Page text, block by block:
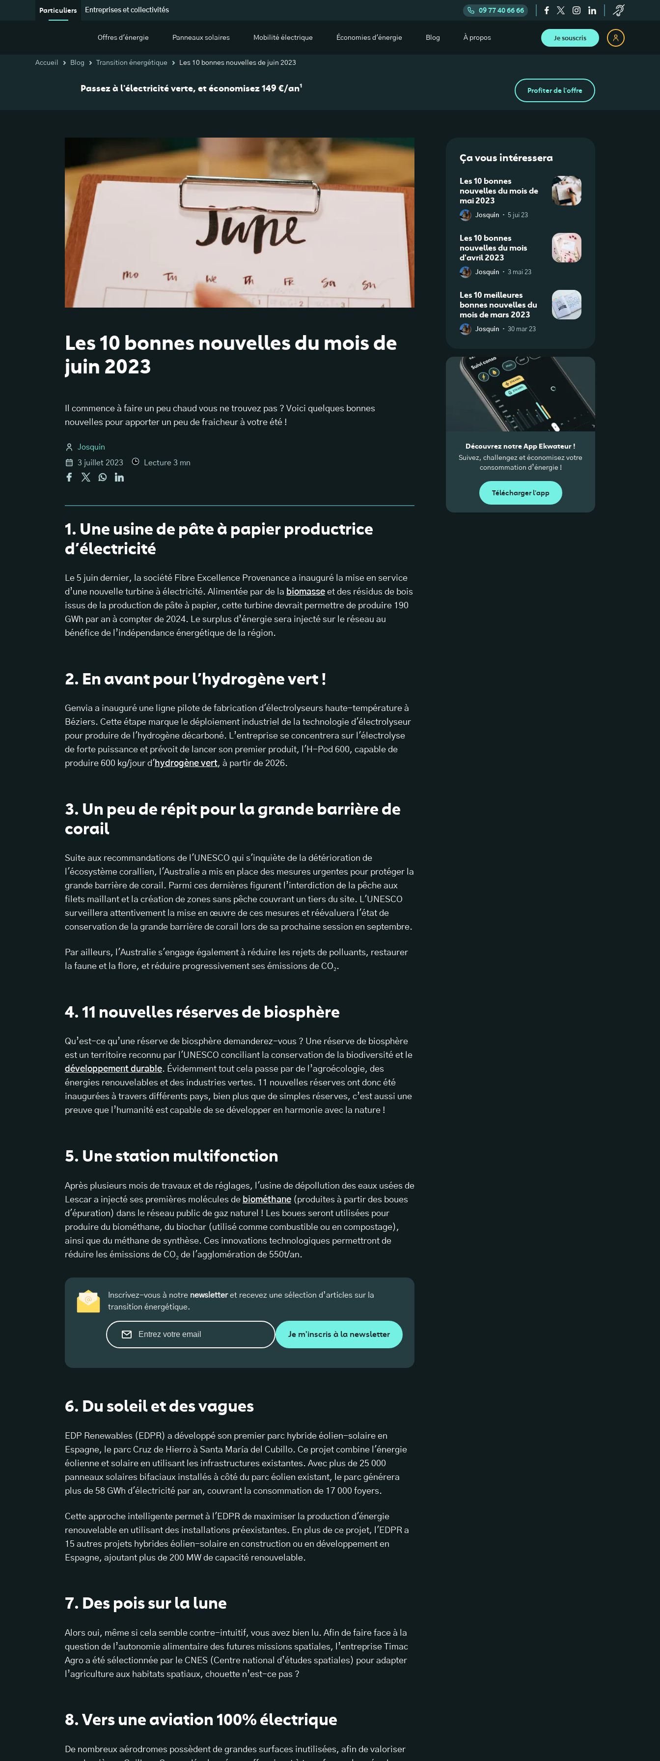
Particuliers Entreprises et collectivités 09 77 40 66 66
Offres d'énergie Panneaux solaires Mobilité électrique Économies d'énergie Blog À propos Je souscris
Accueil Blog Transition énergétique Les 10 bonnes nouvelles de juin 2023
Passez à l'électricité verte, et économisez 149 €/an¹ Profiter de l'offre
Les 10 bonnes nouvelles du mois de
juin 2023
Il commence à faire un peu chaud vous ne trouvez pas ? Voici quelques bonnes
nouvelles pour apporter un peu de fraicheur à votre été !
Josquin
3 juillet 2023
Lecture 3 mn
1. Une usine de pâte à papier productrice
d’électricité
Le 5 juin dernier, la société Fibre Excellence Provenance a inauguré la mise en service
d’une nouvelle turbine à électricité. Alimentée par de la biomasse et des résidus de bois
issus de la production de pâte à papier, cette turbine devrait permettre de produire 190
GWh par an à compter de 2024. Le surplus d’énergie sera injecté sur le réseau au
bénéfice de l’indépendance énergétique de la région.
2. En avant pour l’hydrogène vert !
Genvia a inauguré une ligne pilote de fabrication d'électrolyseurs haute-température à
Béziers. Cette étape marque le déploiement industriel de la technologie d'électrolyseur
pour produire de l'hydrogène décarboné. L’entreprise se concentrera sur l'électrolyse
de forte puissance et prévoit de lancer son premier produit, l'H-Pod 600, capable de
produire 600 kg/jour d' hydrogène vert, à partir de 2026.
3. Un peu de répit pour la grande barrière de
corail
Suite aux recommandations de l'UNESCO qui s'inquiète de la détérioration de
l'écosystème corallien, l'Australie a mis en place des mesures urgentes pour protéger la
grande barrière de corail. Parmi ces dernières figurent l’interdiction de la pêche aux
filets maillant et la création de zones sans pêche couvrant un tiers du site. L'UNESCO
surveillera attentivement la mise en œuvre de ces mesures et réévaluera l'état de
conservation de la grande barrière de corail lors de sa prochaine session en septembre.
Par ailleurs, l'Australie s'engage également à réduire les rejets de polluants, restaurer
la faune et la flore, et réduire progressivement ses émissions de CO₂.
4. 11 nouvelles réserves de biosphère
Qu’est-ce qu’une réserve de biosphère demanderez-vous ? Une réserve de biosphère
est un territoire reconnu par l'UNESCO conciliant la conservation de la biodiversité et le
développement durable. Évidemment tout cela passe par de l’agroécologie, des
énergies renouvelables et des industries vertes. 11 nouvelles réserves ont donc été
inaugurées à travers différents pays, bien plus que de simples réserves, c’est aussi une
preuve que l’humanité est capable de se développer en harmonie avec la nature !
5. Une station multifonction
Après plusieurs mois de travaux et de réglages, l'usine de dépollution des eaux usées de
Lescar a injecté ses premières molécules de biométhane (produites à partir des boues
d'épuration) dans le réseau public de gaz naturel ! Les boues seront utilisées pour
produire du biométhane, du biochar (utilisé comme combustible ou en compostage),
ainsi que du méthane de synthèse. Ces innovations technologiques permettront de
réduire les émissions de CO₂ de l'agglomération de 550t/an.
Inscrivez-vous à notre newsletteret recevez une sélection d’articles sur la
transition énergétique.
Je m'inscris à la newsletter
6. Du soleil et des vagues
EDP Renewables (EDPR) a développé son premier parc hybride éolien-solaire en
Espagne, le parc Cruz de Hierro à Santa María del Cubillo. Ce projet combine l'énergie
éolienne et solaire en utilisant les infrastructures existantes. Avec plus de 25 000
panneaux solaires bifaciaux installés à côté du parc éolien existant, le parc générera
plus de 58 GWh d'électricité par an, couvrant la consommation de 17 000 foyers.
Cette approche intelligente permet à l'EDPR de maximiser la production d'énergie
renouvelable en utilisant des installations préexistantes. En plus de ce projet, l'EDPR a
15 autres projets hybrides éolien-solaire en construction ou en développement en
Espagne, ajoutant plus de 200 MW de capacité renouvelable.
7. Des pois sur la lune
Alors oui, même si cela semble contre-intuitif, vous avez bien lu. Afin de faire face à la
question de l’autonomie alimentaire des futures missions spatiales, l’entreprise Timac
Agro a été sélectionnée par le CNES (Centre national d’études spatiales) pour adapter
l’agriculture aux habitats spatiaux, chouette n’est-ce pas ?
8. Vers une aviation 100% électrique
De nombreux aérodromes possèdent de grandes surfaces inutilisées, afin de valoriser
Ça vous intéressera
Les 10 bonnes
nouvelles du mois de
mai 2023
Josquin · 5 jui 23
Les 10 bonnes
nouvelles du mois
d'avril 2023
Josquin · 3 mai 23
Les 10 meilleures
bonnes nouvelles du
mois de mars 2023
Josquin · 30 mar 23
Découvrez notre App Ekwateur !
Suivez, challengez et économisez votre
consommation d’énergie !
Télécharger l'app